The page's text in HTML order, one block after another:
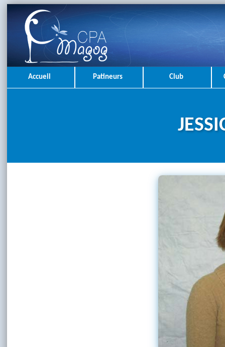
Accueil Patineurs Club